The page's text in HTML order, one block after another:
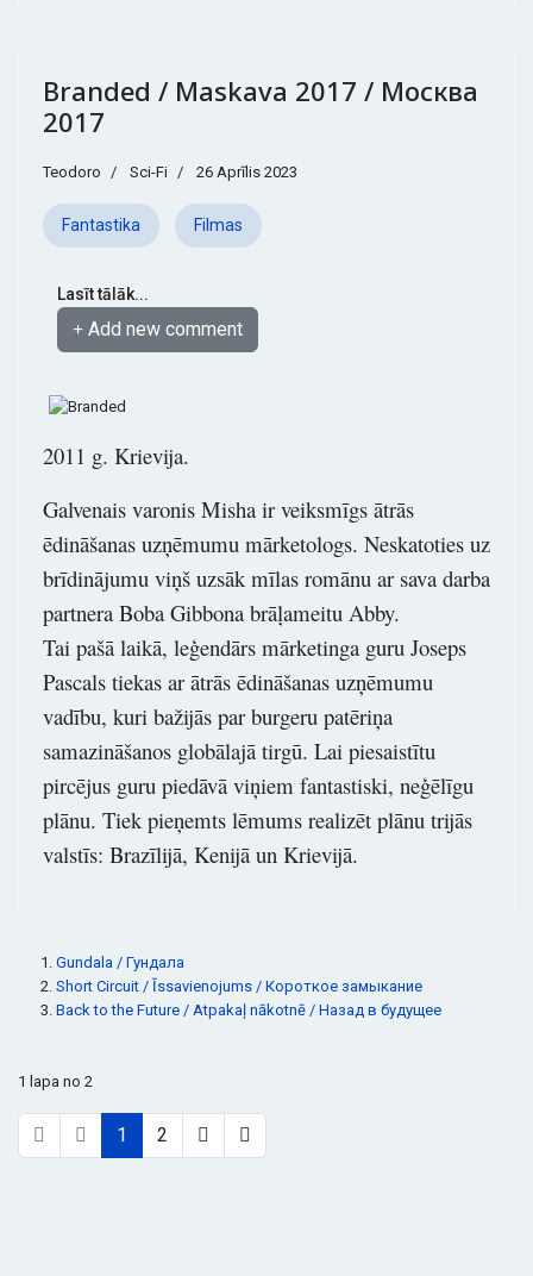
Branded / Maskava 2017 / Москва
2017
Teodoro Sci-Fi 26 Aprīlis 2023
Fantastika Filmas
Lasīt tālāk...
Add new comment
2011 g. Krievija.
Galvenais varonis Misha ir veiksmīgs ātrās
ēdināšanas uzņēmumu mārketologs. Neskatoties uz
brīdinājumu viņš uzsāk mīlas romānu ar sava darba
partnera Boba Gibbona brāļameitu Abby.
Tai pašā laikā, leģendārs mārketinga guru Joseps
Pascals tiekas ar ātrās ēdināšanas uzņēmumu
vadību, kuri bažijās par burgeru patēriņa
samazināšanos globālajā tirgū. Lai piesaistītu
pircējus guru piedāvā viņiem fantastiski, neģēlīgu
plānu. Tiek pieņemts lēmums realizēt plānu trijās
valstīs: Brazīlijā, Kenijā un Krievijā.
Gundala / Гундала
Short Circuit / Īssavienojums / Короткое замыкание
Back to the Future / Atpakaļ nākotnē / Назад в будущее
1 lapa no 2
1 2